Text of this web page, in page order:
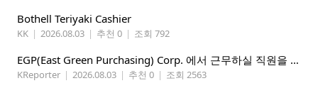
Bothell Teriyaki Cashier
KK | 2026.08.03 | 추천 0 | 조회 792
EGP(East Green Purchasing) Corp. 에서 근무하실 직원을 아래와 같이 모집합니다.
KReporter | 2026.08.03 | 추천 0 | 조회 2563